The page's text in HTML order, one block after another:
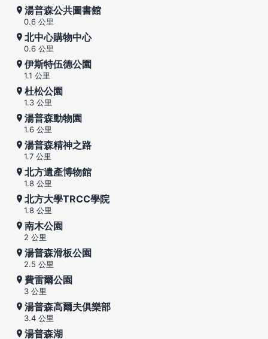
湯普森公共圖書館
0.6 公里
北中心購物中心
0.6 公里
伊斯特伍德公園
1.1 公里
杜松公園
1.3 公里
湯普森動物園
1.6 公里
湯普森精神之路
1.7 公里
北方遺產博物館
1.8 公里
北方大學TRCC學院
1.8 公里
南木公園
2 公里
湯普森滑板公園
2.5 公里
費雷爾公園
3 公里
湯普森高爾夫俱樂部
3.4 公里
湯普森湖